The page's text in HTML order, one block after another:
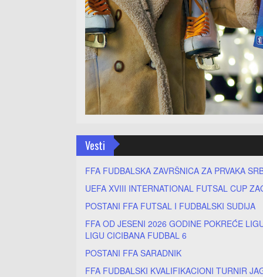
Vesti
FFA FUDBALSKA ZAVRŠNICA ZA PRVAKA
UEFA XVIII INTERNATIONAL FUTSAL CUP
POSTANI FFA FUTSAL I FUDBALSKI SUDIJA
FFA OD JESENI 2026 GODINE POKREĆE
LIGU CICIBANA FUDBAL 6
POSTANI FFA SARADNIK
FFA FUDBALSKI KVALIFIKACIONI TURNIR